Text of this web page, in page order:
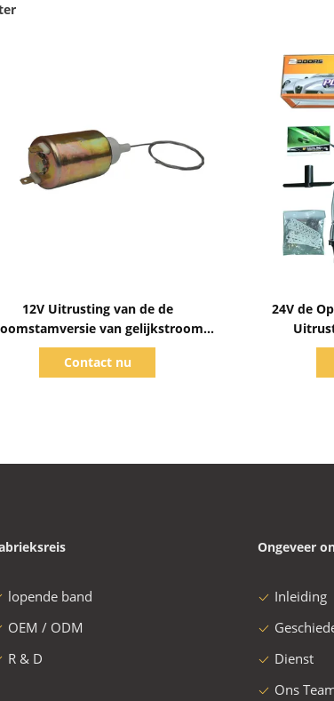
12V Uitrusting van de de
van gelijkstroom
Pop Universele 16mm - 22mm
Contact nu
24V de
lopende band
OEM / ODM
R & D
Ongeveer
Inleiding
Dienst
Ons